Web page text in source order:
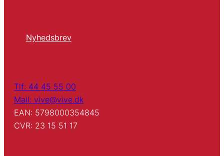
Nyhedsbrev
Tlf: 44 45 55 00
Mail: vive@vive.dk
EAN: 5798000354845
CVR: 23 15 51 17